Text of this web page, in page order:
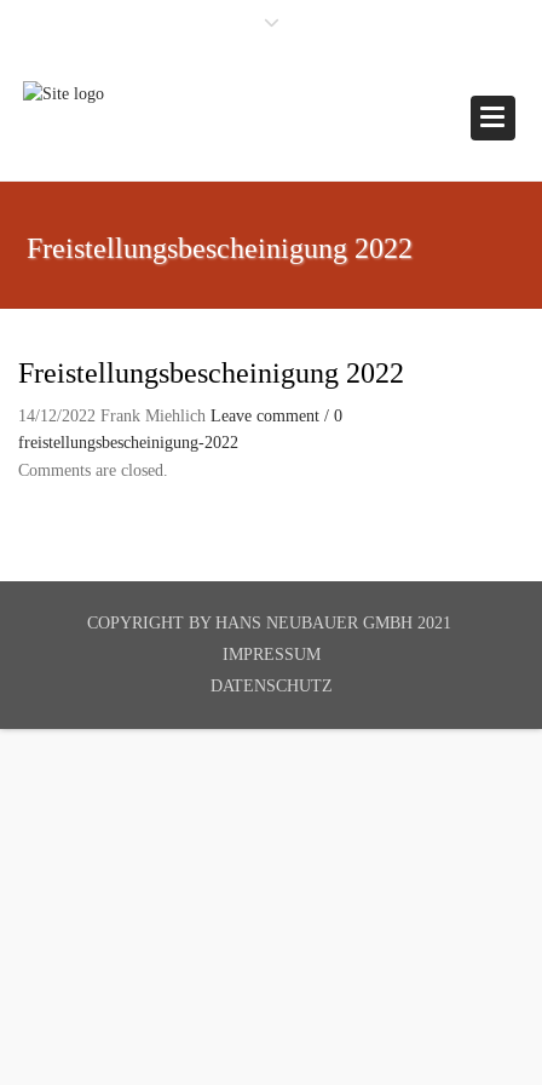
Freistellungsbescheinigung 2022
Freistellungsbescheinigung 2022
14/12/2022 Frank Miehlich Leave comment / 0
freistellungsbescheinigung-2022
Comments are closed.
COPYRIGHT BYHANS NEUBAUER GMBH 2021
IMPRESSUM
DATENSCHUTZ